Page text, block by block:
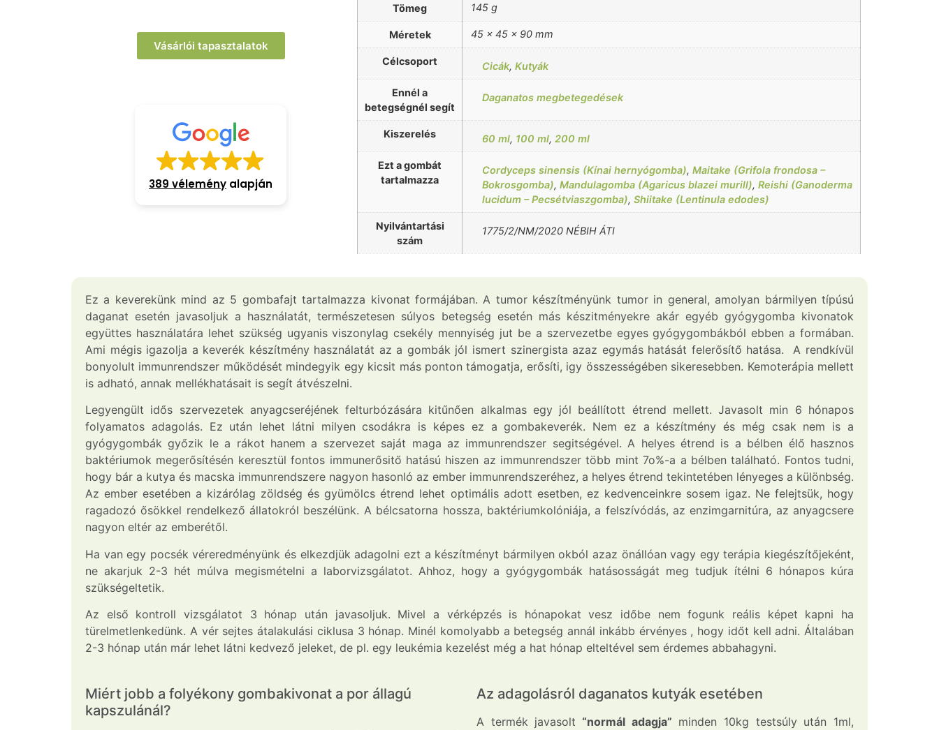
Vásárlói tapasztalatok
389 vélemény alapján
Tömeg 145 g
Méretek 45 × 45 × 90 mm
Célcsoport Cicák, Kutyák
Ennél a
betegségnél segít
Daganatos megbetegedések
Kiszerelés 60 ml, 100 ml, 200 ml
Ezt a gombát
tartalmazza
Cordyceps sinensis (Kínai hernyógomba), Maitake (Grifola frondosa –
Bokrosgomba), Mandulagomba (Agaricus blazei murill), Reishi (Ganoderma
lucidum – Pecsétviaszgomba), Shiitake (Lentinula edodes)
Nyilvántartási
szám
1775/2/NM/2020 NÉBIH ÁTI
Ez a keverekünk mind az 5 gombafajt tartalmazza kivonat formájában. A tumor készítményünk tumor in general, amolyan bármilyen típúsú
daganat esetén javasoljuk a használatát, természetesen súlyos betegség esetén más készitményekre akár egyéb gyógygomba kivonatok
együttes használatára lehet szükség ugyanis viszonylag csekély mennyiség jut be a szervezetbe egyes gyógygombákból ebben a formában.
Ami mégis igazolja a keverék készítmény használatát az a gombák jól ismert szinergista azaz egymás hatását felerősítő hatása. A rendkívül
bonyolult immunrendszer működését mindegyik egy kicsit más ponton támogatja, erősíti, igy összességében sikeresebben. Kemoterápia mellett
is adható, annak mellékhatásait is segít átvészelni.
Legyengült idős szervezetek anyagcseréjének felturbózására kitűnően alkalmas egy jól beállított étrend mellett. Javasolt min 6 hónapos
folyamatos adagolás. Ez után lehet látni milyen csodákra is képes ez a gombakeverék. Nem ez a készítmény és még csak nem is a
gyógygombák győzik le a rákot hanem a szervezet saját maga az immunrendszer segitségével. A helyes étrend is a bélben élő hasznos
baktériumok megerősítésén keresztül fontos immunerősitő hatású hiszen az immunrendszer több mint 7o%-a a bélben található. Fontos tudni,
hogy bár a kutya és macska immunrendszere nagyon hasonló az ember immunrendszeréhez, a helyes étrend tekintetében lényeges a különbség.
Az ember esetében a kizárólag zöldség és gyümölcs étrend lehet optimális adott esetben, ez kedvenceinkre sosem igaz. Ne felejtsük, hogy
ragadozó ősökkel rendelkező állatokról beszélünk. A bélcsatorna hossza, baktériumkolóniája, a felszívódás, az enzimgarnitúra, az anyagcsere
nagyon eltér az emberétől.
Ha van egy pocsék véreredményünk és elkezdjük adagolni ezt a készítményt bármilyen okból azaz önállóan vagy egy terápia kiegészítőjeként,
ne akarjuk 2-3 hét múlva megismételni a laborvizsgálatot. Ahhoz, hogy a gyógygombák hatásosságát meg tudjuk ítélni 6 hónapos kúra
szükségeltetik.
Az első kontroll vizsgálatot 3 hónap után javasoljuk. Mivel a vérképzés is hónapokat vesz időbe nem fogunk reális képet kapni ha
türelmetlenkedünk. A vér sejtes átalakulási ciklusa 3 hónap. Minél komolyabb a betegség annál inkább érvényes , hogy időt kell adni. Általában
2-3 hónap után már lehet látni kedvező jeleket, de pl. egy leukémia kezelést még a hat hónap elteltével sem érdemes abbahagyni.
Miért jobb a folyékony gombakivonat a por állagú
kapszulánál?
Az adagolásról daganatos kutyák esetében
A termék javasolt “normál adagja” minden 10kg testsúly után 1ml,